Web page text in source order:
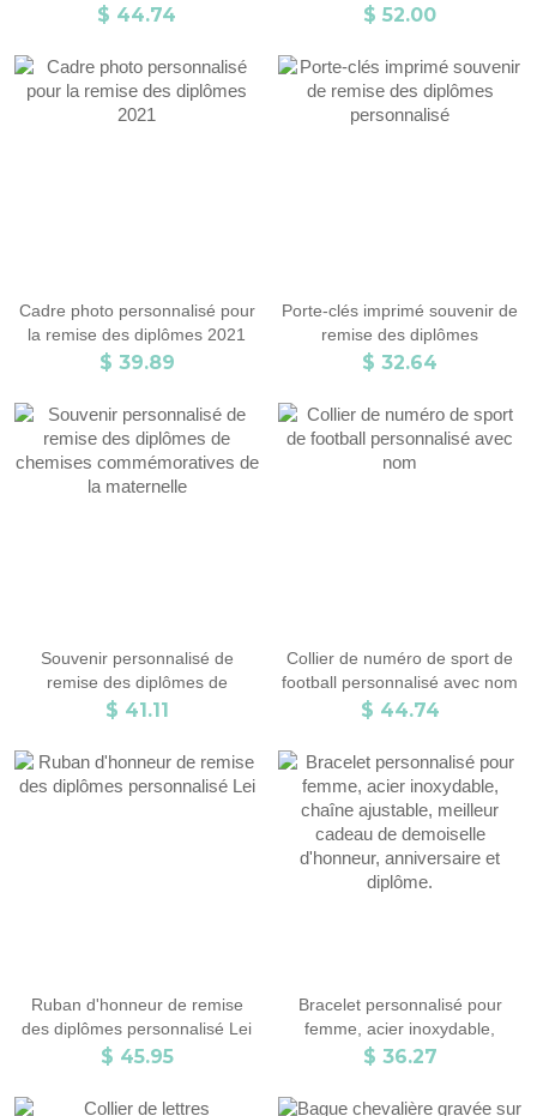
$ 44.74
personnalisée avec pierre de
$ 52.00
Cadre photo personnalisé pour
la remise des diplômes 2021
$ 39.89
Porte-clés imprimé souvenir de
remise des diplômes
personnalisé
$ 32.64
Souvenir personnalisé de
remise des diplômes de
chemises commémoratives de
$ 41.11
Collier de numéro de sport de
football personnalisé avec nom
$ 44.74
Ruban d'honneur de remise
des diplômes personnalisé Lei
$ 45.95
Bracelet personnalisé pour
femme, acier inoxydable,
chaîne ajustable, meilleur
d'honneur, anniversaire et
$ 36.27